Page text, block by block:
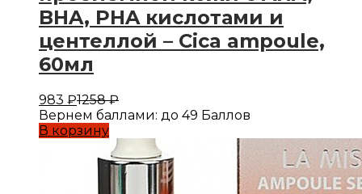
BHA, PHA кислотами и
центеллой – Cica ampoule,
60мл
983 ₽1258₽
Вернем баллами: до 49 Баллов
В корзину